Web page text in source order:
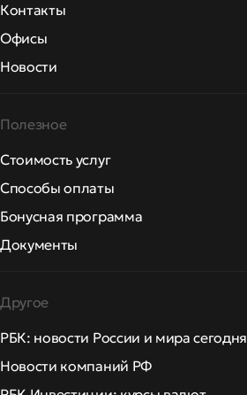
Контакты
Офисы
Новости
Полезное
Стоимость услуг
Способы оплаты
Бонусная программа
Документы
Другое
РБК: новости России и мира сегодня
Новости компаний РФ